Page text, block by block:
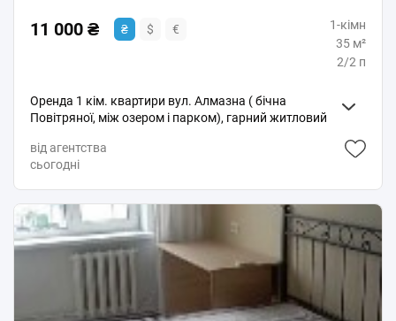
11 000 ₴ ₴ $ €
1-кімн
35 м²
2/2 п
Оренда 1 кім. квартири вул. Алмазна ( бічна
Повітряної, між озером і парком), гарний житловий
води і опалення, всі необхідні меблі, побутова
техніка, квартира вільна, фото реальні, б. с.
від агентства
сьогодні